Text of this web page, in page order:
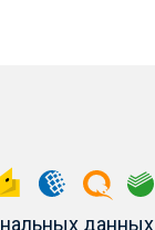
данных